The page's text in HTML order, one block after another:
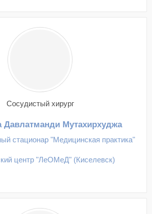
Сосудистый хирург
Давлатманди Мутахирхуджа
стационар "Медицинская практика"
центр "ЛеОМеД" (Киселевск)